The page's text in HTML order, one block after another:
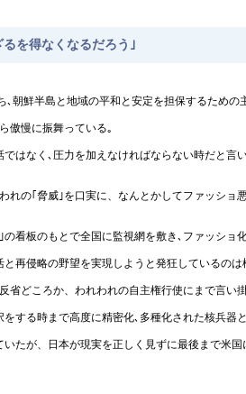
を得なくなるだろう｣
朝鮮半島と地域の平和と安定を担保するため
傲慢に振舞っている｡
はなく､圧力を加えなければならない時だと
の｢脅威｣を口実に、なんとかしてファッシ
看板のもとで全国に監視網を敷き､ファッシ
再侵略の野望を実現しようと発狂しているの
どころか、われわれの自主権行使にまで言
する時まで高度に精密化､多種化された核兵器
たが、日本が現実を正しく見ずに最後まで米